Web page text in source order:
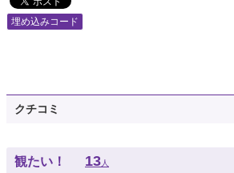
埋め込みコード
クチコミ
観たい！ 13人